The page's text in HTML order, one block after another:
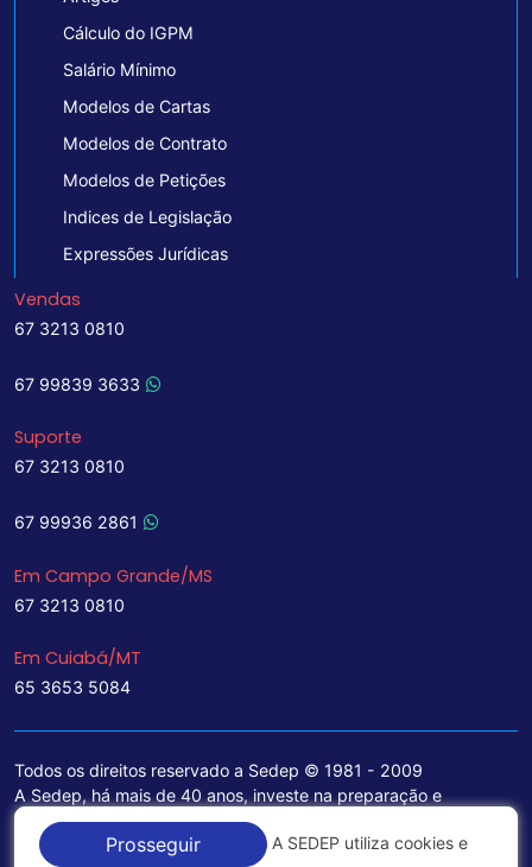
Cálculo do IGPM
Salário Mínimo
Modelos de Cartas
Modelos de Contrato
Modelos de Petições
Indices de Legislação
Expressões Jurídicas
Vendas
67 3213 0810
67 99839 3633
Suporte
67 3213 0810
67 99936 2861
Em Campo Grande/MS
67 3213 0810
Em Cuiabá/MT
65 3653 5084
Todos os direitos reservado a Sedep © 1981 - 2009
A Sedep, há mais de 40 anos, investe na preparação e
treinamento de funcionários e na aquisição de tecnologia de
ponta para a ampliação de seu portfólio de serviços voltados
Prosseguir A SEDEP utiliza cookies e